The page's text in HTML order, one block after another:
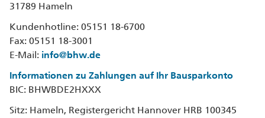
31789 Hameln
Kundenhotline: 05151 18-6700
Fax: 05151 18-3001
E-Mail: info@bhw.de
Informationen zu Zahlungen auf Ihr Bausparkonto
BIC: BHWBDE2HXXX
Sitz: Hameln, Registergericht Hannover HRB 100345